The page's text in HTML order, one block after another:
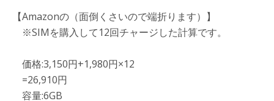
【Amazonの（面倒くさいので端折ります）】
※SIMを購入して12回チャージした計算です。
価格:3,150円+1,980円×12
=26,910円
容量:6GB